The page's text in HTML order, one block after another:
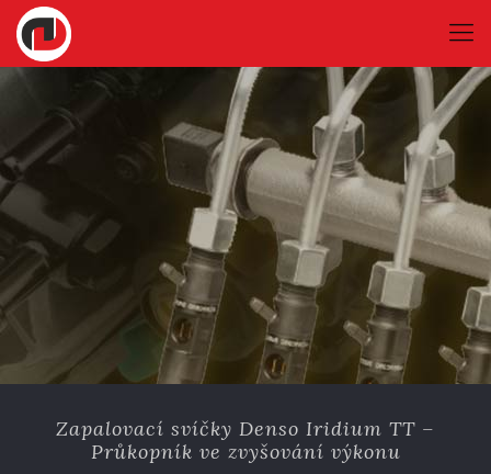
Zapalovací svíčky Denso Iridium TT –
Průkopník ve zvyšování výkonu